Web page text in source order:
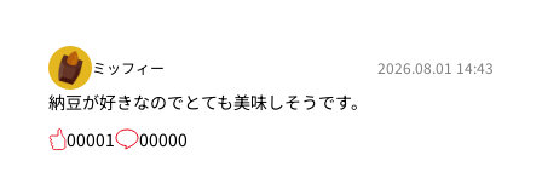
ミッフィー 2026.08.01 14:43
納豆が好きなのでとても美味しそうです。
00001
00000